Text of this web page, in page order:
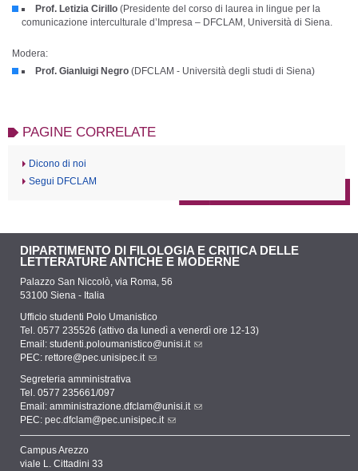
Prof. Letizia Cirillo (Presidente del corso di laurea in lingue per la
comunicazione interculturale d’Impresa – DFCLAM, Università di Siena.
Modera:
Prof. Gianluigi Negro (DFCLAM - Università degli studi di Siena)
PAGINE CORRELATE
Dicono di noi
Segui DFCLAM
DIPARTIMENTO DI FILOLOGIA E CRITICA DELLE
LETTERATURE ANTICHE E MODERNE
Palazzo San Niccolò, via Roma, 56
53100 Siena - Italia
Ufficio studenti Polo Umanistico
Tel. 0577 235526 (attivo da lunedì a venerdì ore 12-13)
Email: studenti.poloumanistico@unisi.it
PEC: rettore@pec.unisipec.it
Segreteria amministrativa
Tel. 0577 235661/097
Email: amministrazione.dfclam@unisi.it
PEC: pec.dfclam@pec.unisipec.it
Campus Arezzo
viale L. Cittadini 33